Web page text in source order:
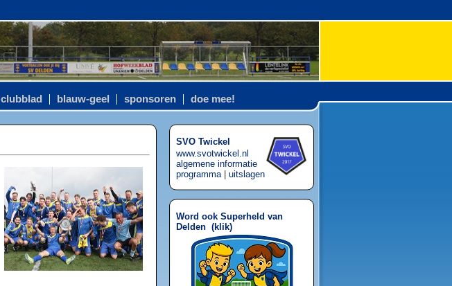
clubblad blauw-geel sponsoren doe mee!
SVO Twickel
www.svotwickel.nl
algemene informatie
programma| uitslagen
Word ook Superheld van
Delden (klik)